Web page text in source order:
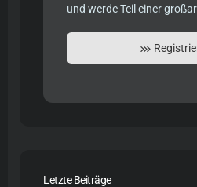
und werde Teil einer
Letzte Beiträge